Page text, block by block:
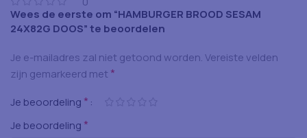
Wees de eerste om “HAMBURGER BROOD SESAM
24X82G DOOS” te beoordelen
Je e-mailadres zal niet getoond worden.Vereiste velden
zijn gemarkeerd met *
Je beoordeling *
Je beoordeling *